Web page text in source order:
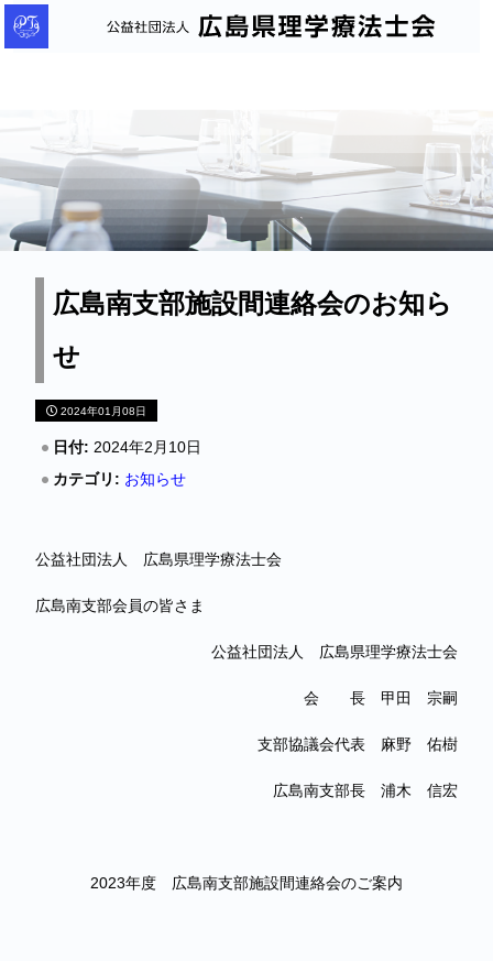
公
益
人
島
広島南支部施設間連絡会のお知ら
せ
2024年01月08日
日付: 2024年2月10日
カテゴリ: お知らせ
公益社団法人 広島県理学療法士会
広島南支部会員の皆さま
公益社団法人 広島県理学療法士会
会 長 甲田 宗嗣
支部協議会代表 麻野 佑樹
広島南支部長 浦木 信宏
2023年度 広島南支部施設間連絡会のご案内